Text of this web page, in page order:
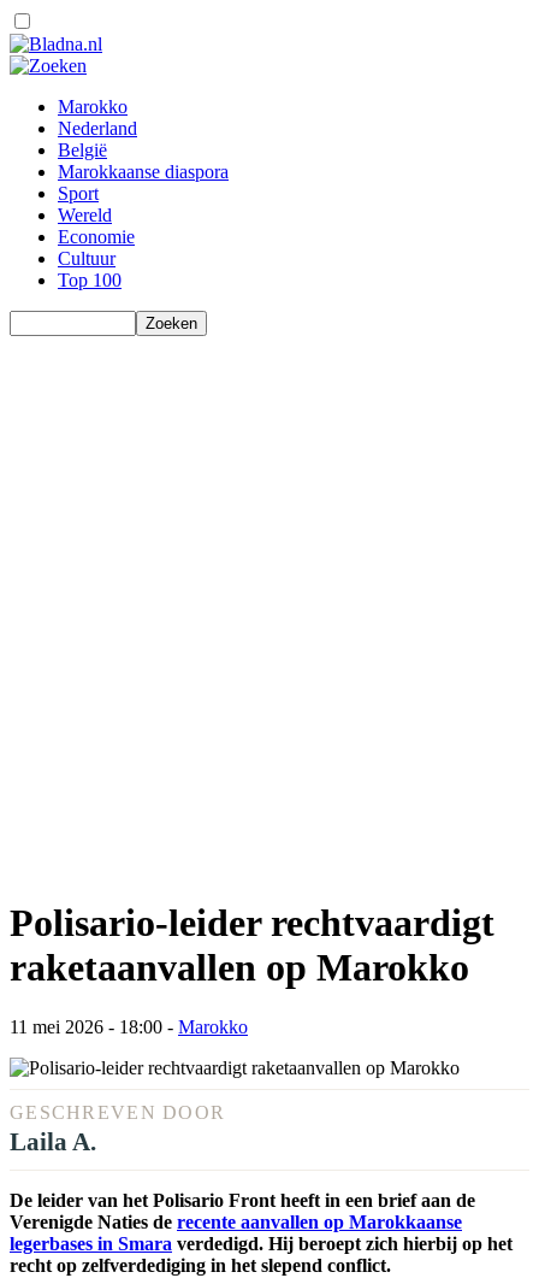
Marokko
Nederland
België
Marokkaanse diaspora
Sport
Wereld
Economie
Cultuur
Top 100
Polisario-leider rechtvaardigt
raketaanvallen op Marokko
11 mei 2026 - 18:00 - Marokko
GESCHREVEN DOOR
Laila A.
De leider van het Polisario Front heeft in een brief aan de
Verenigde Naties de recente aanvallen op Marokkaanse
legerbases in Smara verdedigd. Hij beroept zich hierbij op het
recht op zelfverdediging in het slepend conflict.